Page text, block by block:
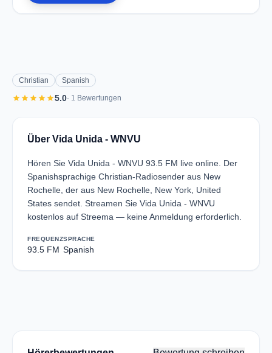
Christian Spanish
starstarstarstarstar5.0· 1 Bewertungen
Über Vida Unida - WNVU
Hören Sie Vida Unida - WNVU 93.5 FM live online. Der
Spanishsprachige Christian-Radiosender aus New
Rochelle, der aus New Rochelle, New York, United
States sendet. Streamen Sie Vida Unida - WNVU
kostenlos auf Streema — keine Anmeldung erforderlich.
FREQUENZ
93.5 FM
SPRACHE
Spanish